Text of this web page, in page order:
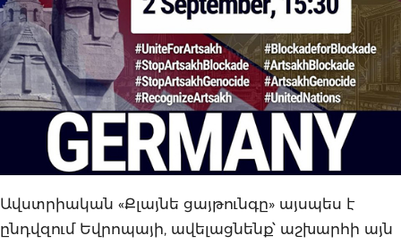
Ավստրիական «Քլայնե ցայթունգը» այսպես է
ընդվզում Եվրոպայի, ավելացնենք՝ աշխարհի այն